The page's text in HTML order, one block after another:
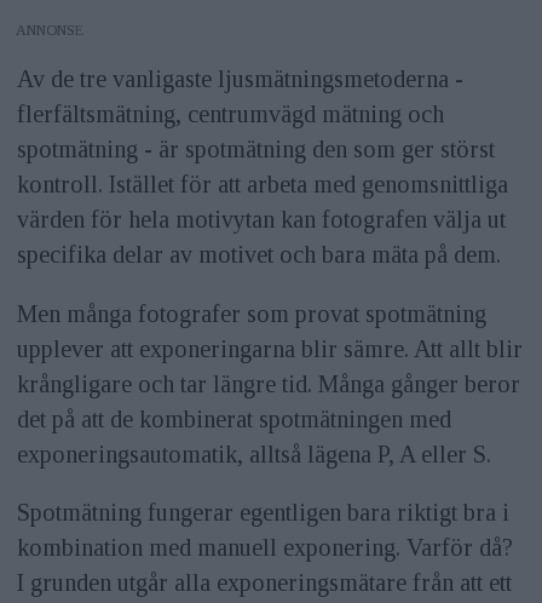
ANNONS
Av de tre vanligaste ljusmätningsmetoderna -
flerfältsmätning, centrumvägd mätning och
spotmätning - är spotmätning den som ger störst
kontroll. Istället för att arbeta med genomsnittliga
värden för hela motivytan kan fotografen välja ut
specifika delar av motivet och bara mäta på dem.
Men många fotografer som provat spotmätning
upplever att exponeringarna blir sämre. Att allt blir
krångligare och tar längre tid. Många gånger beror
det på att de kombinerat spotmätningen med
exponeringsautomatik, alltså lägena P, A eller S.
Spotmätning fungerar egentligen bara riktigt bra i
kombination med manuell exponering. Varför då?
I grunden utgår alla exponeringsmätare från att ett